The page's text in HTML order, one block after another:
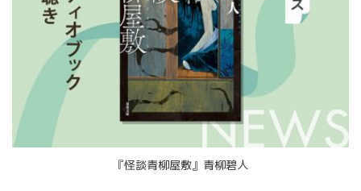
『怪談青柳屋敷』青柳碧人